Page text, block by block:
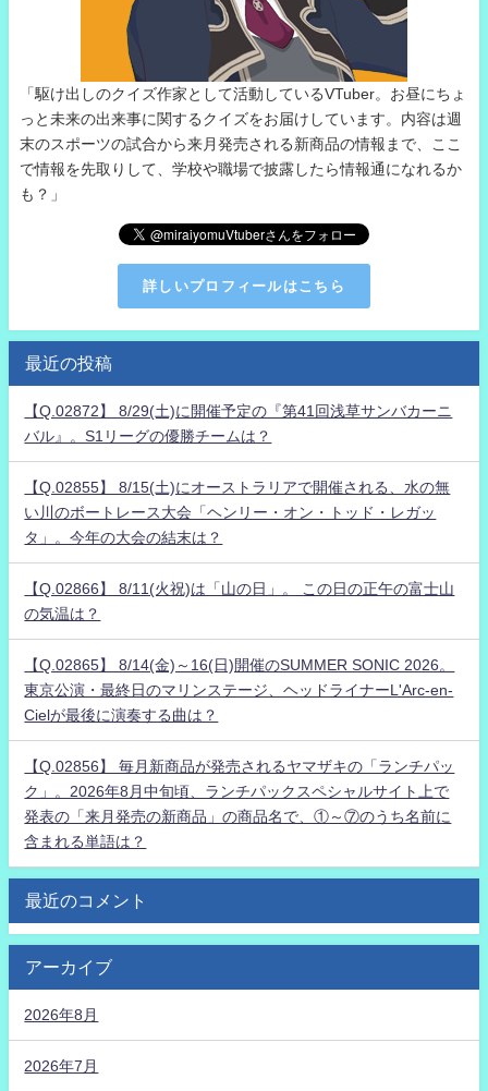
「駆け出しのクイズ作家として活動しているVTuber。お昼にちょ
っと未来の出来事に関するクイズをお届けしています。内容は週
末のスポーツの試合から来月発売される新商品の情報まで、ここ
で情報を先取りして、学校や職場で披露したら情報通になれるか
も？」
詳しいプロフィールはこちら
最近の投稿
【Q.02872】 8/29(土)に開催予定の『第41回浅草サンバカーニ
バル』。S1リーグの優勝チームは？
【Q.02855】 8/15(土)にオーストラリアで開催される、水の無
い川のボートレース大会「ヘンリー・オン・トッド・レガッ
タ」。今年の大会の結末は？
【Q.02866】 8/11(火祝)は「山の日」。 この日の正午の富士山
の気温は？
【Q.02865】 8/14(金)～16(日)開催のSUMMER SONIC 2026。
東京公演・最終日のマリンステージ、ヘッドライナーL'Arc-en-
Cielが最後に演奏する曲は？
【Q.02856】 毎月新商品が発売されるヤマザキの「ランチパッ
ク」。2026年8月中旬頃、ランチパックスペシャルサイト上で
発表の「来月発売の新商品」の商品名で、①～⑦のうち名前に
含まれる単語は？
最近のコメント
アーカイブ
2026年8月
2026年7月